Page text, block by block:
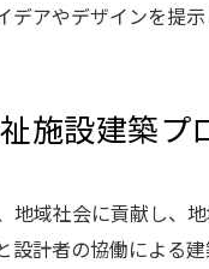
デアやデザインを提
施設建築プ
地域社会に貢献し、
設計者の協働による